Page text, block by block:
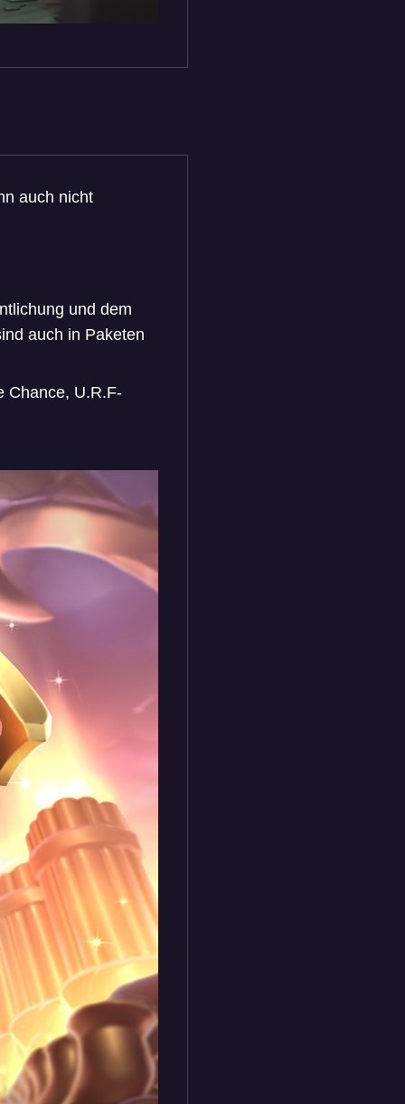
auch nicht
und dem
auch in Paketen
Chance, U.R.F-